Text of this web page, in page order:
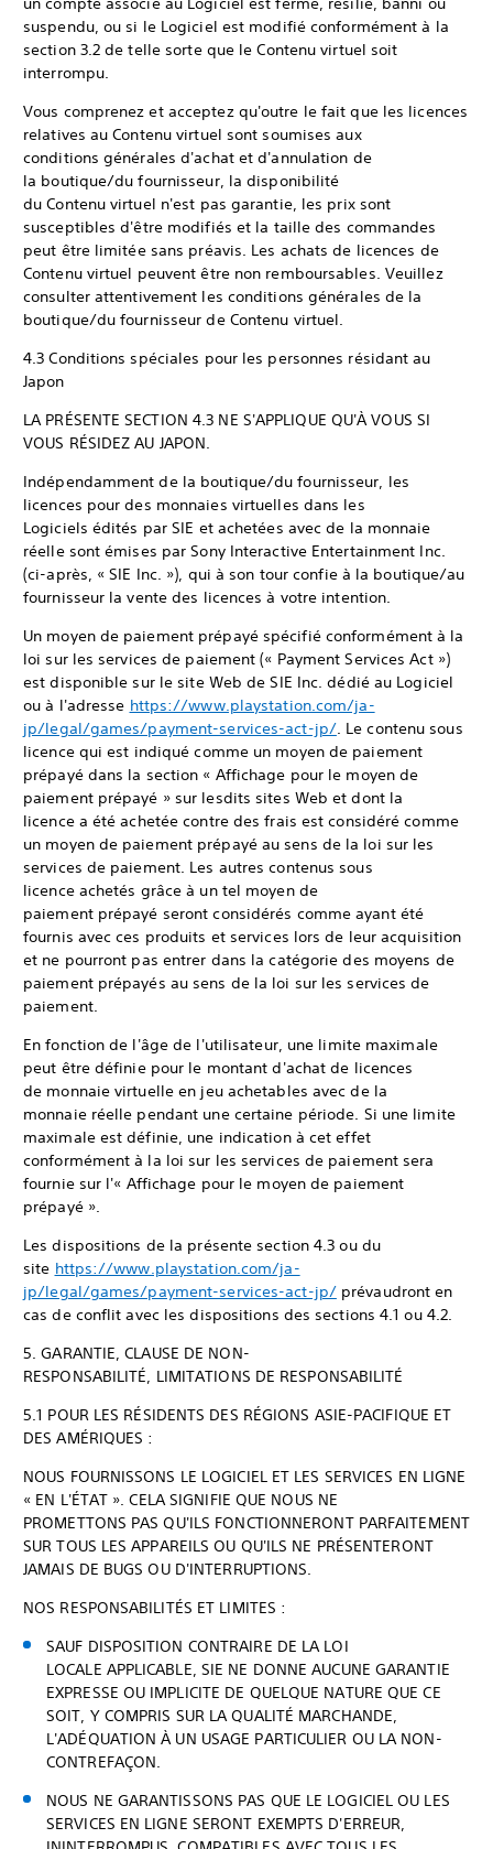
suspendu, ou si le Logiciel est modifié conformément à la
section 3.2 de telle sorte que le Contenu virtuel soit
interrompu.
Vous comprenez et acceptez qu'outre le fait que les licences
relatives au Contenu virtuel sont soumises aux
conditions générales d'achat et d'annulation de
la boutique/du fournisseur, la disponibilité
du Contenu virtuel n'est pas garantie, les prix sont
susceptibles d'être modifiés et la taille des commandes
peut être limitée sans préavis. Les achats de licences de
Contenu virtuel peuvent être non remboursables. Veuillez
consulter attentivement les conditions générales de la
boutique/du fournisseur de Contenu virtuel.
4.3 Conditions spéciales pour les personnes résidant au
Japon
LA PRÉSENTE SECTION 4.3 NE S'APPLIQUE QU'À VOUS SI
VOUS RÉSIDEZ AU JAPON.
Indépendamment de la boutique/du fournisseur, les
licences pour des monnaies virtuelles dans les
Logiciels édités par SIE et achetées avec de la monnaie
réelle sont émises par Sony Interactive Entertainment Inc.
(ci-après, « SIE Inc. »), qui à son tour confie à la boutique/au
fournisseur la vente des licences à votre intention.
Un moyen de paiement prépayé spécifié conformément à la
loi sur les services de paiement (« Payment Services Act »)
est disponible sur le site Web de SIE Inc. dédié au Logiciel
ou à l'adresse https://www.playstation.com/ja-
jp/legal/games/payment-services-act-jp/. Le contenu sous
licence qui est indiqué comme un moyen de paiement
prépayé dans la section « Affichage pour le moyen de
paiement prépayé » sur lesdits sites Web et dont la
licence a été achetée contre des frais est considéré comme
un moyen de paiement prépayé au sens de la loi sur les
services de paiement. Les autres contenus sous
licence achetés grâce à un tel moyen de
paiement prépayé seront considérés comme ayant été
fournis avec ces produits et services lors de leur acquisition
et ne pourront pas entrer dans la catégorie des moyens de
paiement prépayés au sens de la loi sur les services de
paiement.
En fonction de l'âge de l'utilisateur, une limite maximale
peut être définie pour le montant d'achat de licences
de monnaie virtuelle en jeu achetables avec de la
monnaie réelle pendant une certaine période. Si une limite
maximale est définie, une indication à cet effet
conformément à la loi sur les services de paiement sera
fournie sur l'« Affichage pour le moyen de paiement
prépayé ».
Les dispositions de la présente section 4.3 ou du
site https://www.playstation.com/ja-
jp/legal/games/payment-services-act-jp/prévaudront en
cas de conflit avec les dispositions des sections 4.1 ou 4.2.
5. GARANTIE, CLAUSE DE NON-
RESPONSABILITÉ, LIMITATIONS DE RESPONSABILITÉ
5.1 POUR LES RÉSIDENTS DES RÉGIONS ASIE-PACIFIQUE ET
DES AMÉRIQUES :
NOUS FOURNISSONS LE LOGICIEL ET LES SERVICES EN LIGNE
« EN L'ÉTAT ». CELA SIGNIFIE QUE NOUS NE
PROMETTONS PAS QU'ILS FONCTIONNERONT PARFAITEMENT
SUR TOUS LES APPAREILS OU QU'ILS NE PRÉSENTERONT
JAMAIS DE BUGS OU D'INTERRUPTIONS.
NOS RESPONSABILITÉS ET LIMITES :
SAUF DISPOSITION CONTRAIRE DE LA LOI
LOCALE APPLICABLE, SIE NE DONNE AUCUNE GARANTIE
EXPRESSE OU IMPLICITE DE QUELQUE NATURE QUE CE
SOIT, Y COMPRIS SUR LA QUALITÉ MARCHANDE,
L'ADÉQUATION À UN USAGE PARTICULIER OU LA NON-
CONTREFAÇON.
NOUS NE GARANTISSONS PAS QUE LE LOGICIEL OU LES
SERVICES EN LIGNE SERONT EXEMPTS D'ERREUR,